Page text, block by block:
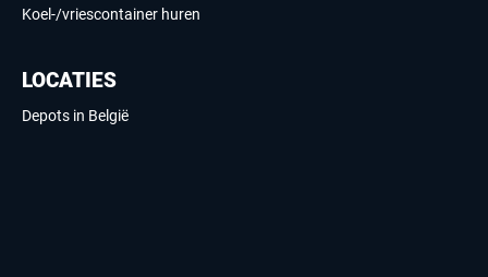
Koel-/vriescontainer huren
LOCATIES
Depots in België